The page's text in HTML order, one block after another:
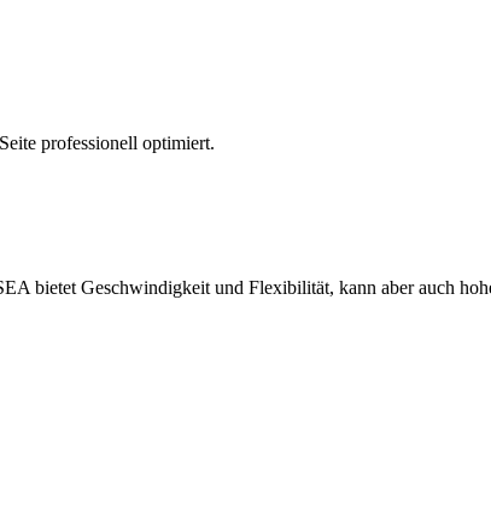
professionell optimiert.
bietet Geschwindigkeit und Flexibilität, kann aber auch